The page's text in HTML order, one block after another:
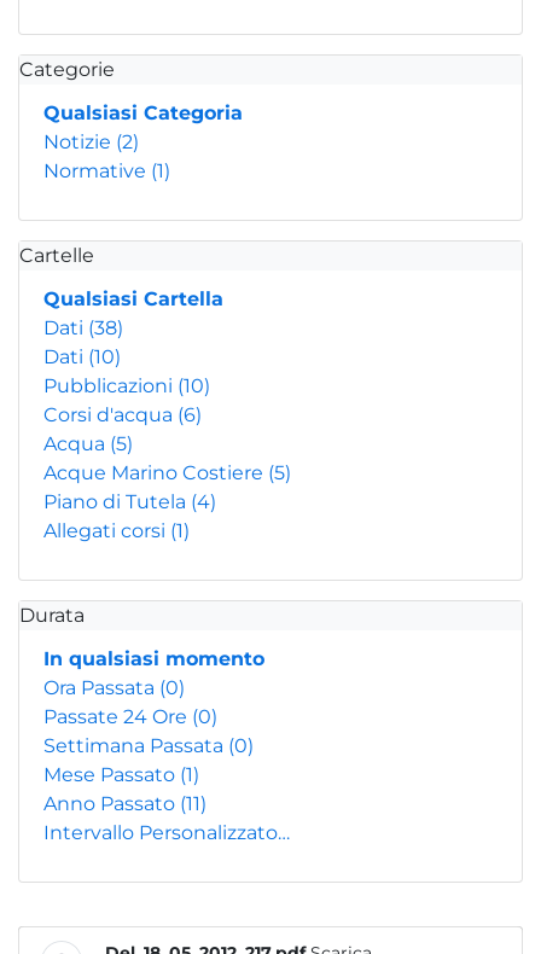
Categorie
Qualsiasi Categoria
Notizie (2)
Normative (1)
Cartelle
Qualsiasi Cartella
Dati (38)
Dati (10)
Pubblicazioni (10)
Corsi d'acqua (6)
Acqua (5)
Acque Marino Costiere (5)
Piano di Tutela (4)
Allegati corsi (1)
Durata
In qualsiasi momento
Ora Passata (0)
Passate 24 Ore (0)
Settimana Passata (0)
Mese Passato (1)
Anno Passato (11)
Intervallo Personalizzato…